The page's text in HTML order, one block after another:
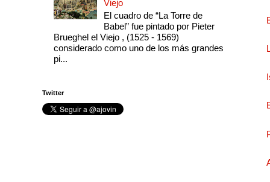
Viejo
El cuadro de “La Torre de
Babel” fue pintado por Pieter
Brueghel el Viejo , (1525 - 1569)
considerado como uno de los más grandes
pi...
Twitter